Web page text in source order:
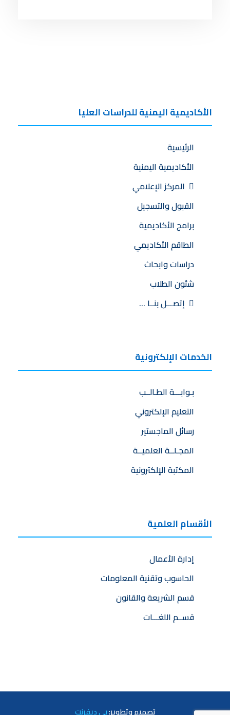
الأكاديمية اليمنية للدراسات العليا
الرئيسية
الأكاديمية اليمنية
المركز الإعلامي
القبول والتسجيل
برامج الأكاديمية
الطاقم الأكاديمي
دراسات وابحاث
شئون الطلاب
إتصـــل بنــا …
الخدمات الإلكترونية
بـوابـــة الطـالــب
التعليم الإلكتروني
رسائل الماجستير
المجـلــة العلميــة
المكتبة الإلكترونية
الأقسام العلمية
إدارة الأعمال
الحاسوب وتقنية المعلومات
قسم الشريعة والقانون
قســم اللغـــات
تصميموتطوير:بي ديفرنت